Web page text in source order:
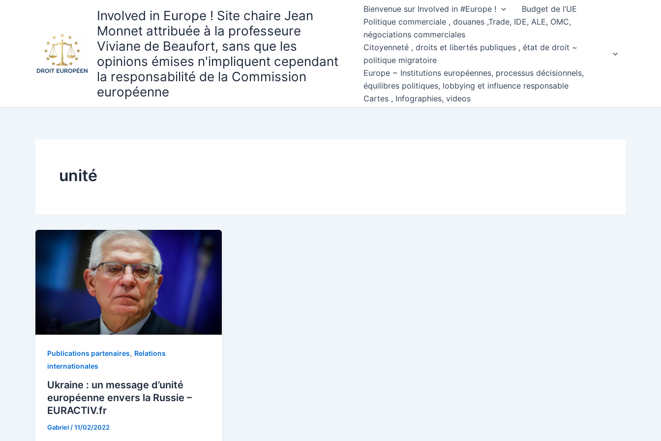
Involved in Europe ! Site chaire Jean
Monnet attribuée à la professeure
Viviane de Beaufort, sans que les
opinions émises n'impliquent cependant
la responsabilité de la Commission
européenne
Bienvenue sur Involved in #Europe !
Budget de l’UE
Politique commerciale , douanes ,Trade, IDE, ALE, OMC,
négociations commerciales
Citoyenneté , droits et libertés publiques , état de droit ~
politique migratoire
Europe ~ Institutions européennes, processus décisionnels,
équilibres politiques, lobbying et influence responsable
Cartes , Infographies, videos
unité
Publications partenaires, Relations
internationales
Ukraine : un message d’unité
européenne envers la Russie –
EURACTIV.fr
Gabriel /11/02/2022